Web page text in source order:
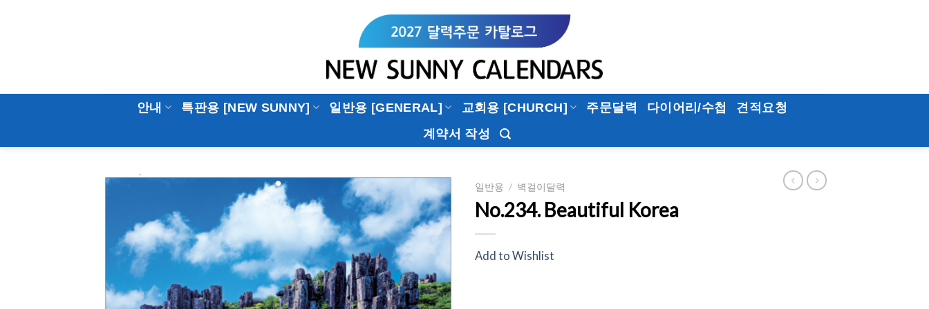
안내 특판용 [NEW SUNNY] 일반용 [GENERAL] 교회용 [CHURCH] 주문달력 다이어리/수첩
견적요청
계약서 작성
Add to
Wishlist
일반용 / 벽걸이달력
No.234. Beautiful Korea
Add to Wishlist